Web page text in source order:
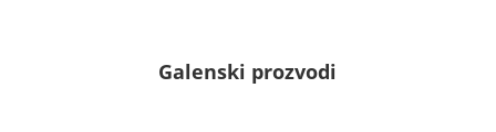
Galenski prozvodi